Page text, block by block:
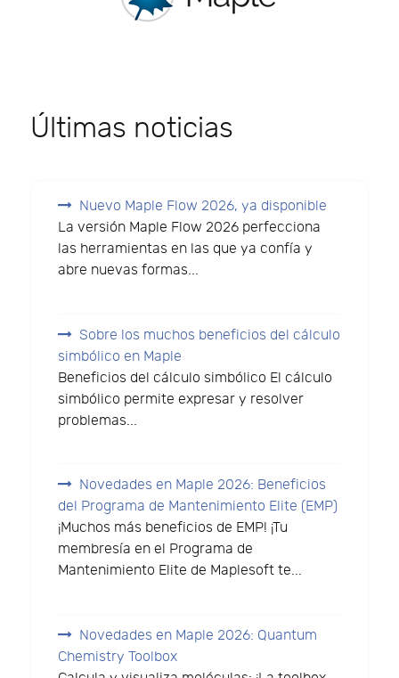
Últimas noticias
Nuevo Maple Flow 2026, ya disponible
La versión Maple Flow 2026 perfecciona
las herramientas en las que ya confía y
abre nuevas formas...
Sobre los muchos beneficios del cálculo
simbólico en Maple
Beneficios del cálculo simbólico El cálculo
simbólico permite expresar y resolver
problemas...
Novedades en Maple 2026: Beneficios
del Programa de Mantenimiento Elite (EMP)
¡Muchos más beneficios de EMP! ¡Tu
membresía en el Programa de
Mantenimiento Elite de Maplesoft te...
Novedades en Maple 2026: Quantum
Chemistry Toolbox